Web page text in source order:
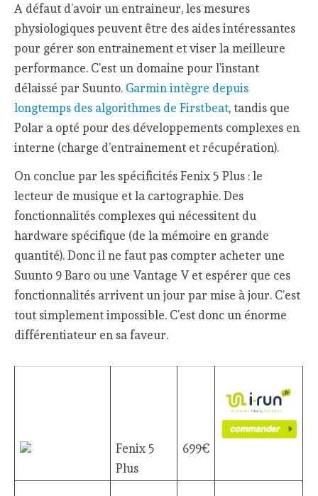
A défaut d’avoir un entraineur, les mesures
physiologiques peuvent être des aides intéressantes
pour gérer son entrainement et viser la meilleure
performance. C’est un domaine pour l’instant
délaissé par Suunto. Garmin intègre depuis
longtemps des algorithmes de Firstbeat, tandis que
Polar a opté pour des développements complexes en
interne (charge d’entrainement et récupération).
On conclue par les spécificités Fenix 5 Plus : le
lecteur de musique et la cartographie. Des
fonctionnalités complexes qui nécessitent du
hardware spécifique (de la mémoire en grande
quantité). Donc il ne faut pas compter acheter une
Suunto 9 Baro ou une Vantage V et espérer que ces
fonctionnalités arrivent un jour par mise à jour. C’est
tout simplement impossible. C’est donc un énorme
différentiateur en sa faveur.
Fenix 5
Plus
699€